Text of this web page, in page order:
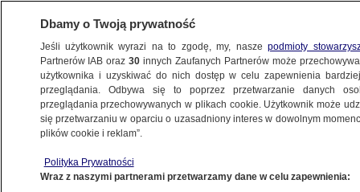
METEO
ŚWIAT
nie zdarzyło się od 10 lat"
Dbamy o Twoją prywatność
Jeśli użytkownik wyrazi na to zgodę, my, naszepodmioty
Partnerów IAB oraz30 innych Zaufanych Partnerów może
użytkownika i uzyskiwać do nich dostęp w celu zapewnienia
przeglądania. Odbywa się to poprzez przetwarzanie danych
przeglądania przechowywanych w plikach cookie. Użytkownik może
się przetwarzaniu w oparciu o uzasadniony interes w dowolnym
plików cookie i reklam”.
Polityka Prywatności
Wraz z naszymi partnerami przetwarzamy dane w celu zapewnienia: